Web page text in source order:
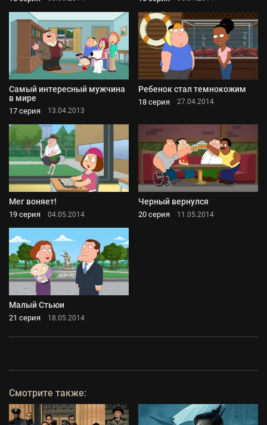
Самый интересный мужчина
в мире
17 серия 13.04.2013
Ребенок стал темнокожим
18 серия 27.04.2014
Мег воняет!
19 серия 04.05.2014
Черный вернулся
20 серия 11.05.2014
Малый Стьюи
21 серия 18.05.2014
Смотрите также: